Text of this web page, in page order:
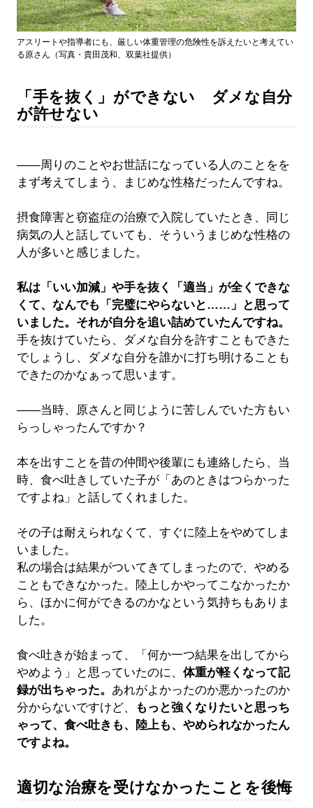
アスリートや指導者にも、厳しい体重管理の危険性を訴えたいと考えてい
る原さん（写真・貴田茂和、双葉社提供）
「手を抜く」ができない ダメな自分
が許せない
――周りのことやお世話になっている人のことをを
まず考えてしまう、まじめな性格だったんですね。
摂食障害と窃盗症の治療で入院していたとき、同じ
病気の人と話していても、そういうまじめな性格の
人が多いと感じました。
私は「いい加減」や手を抜く「適当」が全くできな
くて、なんでも「完璧にやらないと……」と思って
いました。それが自分を追い詰めていたんですね。
手を抜けていたら、ダメな自分を許すこともできた
でしょうし、ダメな自分を誰かに打ち明けることも
できたのかなぁって思います。
――当時、原さんと同じように苦しんでいた方もい
らっしゃったんですか？
本を出すことを昔の仲間や後輩にも連絡したら、当
時、食べ吐きしていた子が「あのときはつらかった
ですよね」と話してくれました。
その子は耐えられなくて、すぐに陸上をやめてしま
いました。
私の場合は結果がついてきてしまったので、やめる
こともできなかった。陸上しかやってこなかったか
ら、ほかに何ができるのかなという気持ちもありま
した。
食べ吐きが始まって、「何か一つ結果を出してから
やめよう」と思っていたのに、 体重が軽くなって記
録が出ちゃった。 あれがよかったのか悪かったのか
分からないですけど、
もっと強くなりたいと思っち
ゃって、食べ吐きも、陸上も、やめられなかったん
ですよね。
適切な治療を受けなかったことを後悔